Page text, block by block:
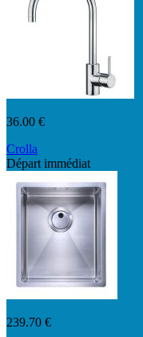
36.00 €
Crolla
Départ immédiat
239.70 €